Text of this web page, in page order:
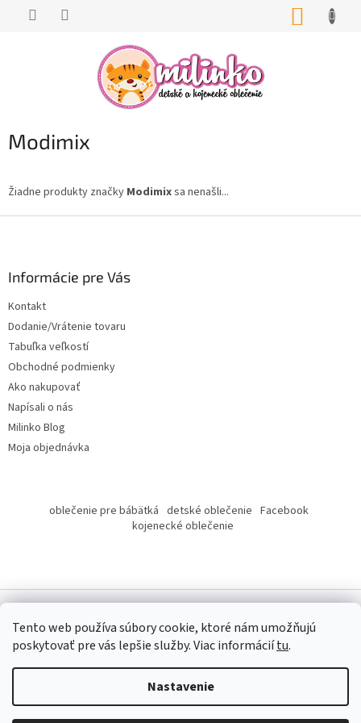
Tento web používa súbory cookie, ktoré nám umožňujú
poskytovať pre vás lepšie služby.Viac informáciítu.
Nastavenie
Modimix
Žiadne produkty značky Modimixsa nenašli...
Informácie pre Vás
Kontakt
Dodanie/Vrátenie tovaru
Tabuľka veľkostí
Obchodné podmienky
Ako nakupovať
Napísali o nás
Milinko Blog
Moja objednávka
oblečenie pre bábätká detské oblečenie Facebook
kojenecké oblečenie
Copyright 2026Milinko oblečenie. Všetky práva vyhradené.